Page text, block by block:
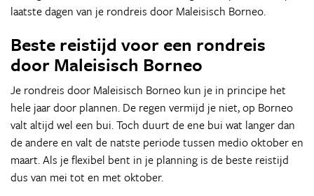
laatste dagen van je rondreis door Maleisisch Borneo.
Beste reistijd voor een rondreis
door Maleisisch Borneo
Je rondreis door Maleisisch Borneo kun je in principe het
hele jaar door plannen. De regen vermijd je niet, op Borneo
valt altijd wel een bui. Toch duurt de ene bui wat langer dan
de andere en valt de natste periode tussen medio oktober en
maart. Als je flexibel bent in je planning is de beste reistijd
dus van mei tot en met oktober.